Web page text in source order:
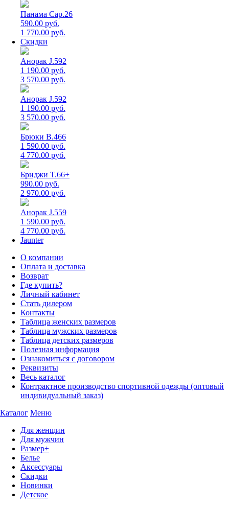
Панама Cap.26
590.00 руб.
1 770.00 руб.
Скидки
Анорак J.592
1 190.00 руб.
3 570.00 руб.
Анорак J.592
1 190.00 руб.
3 570.00 руб.
Брюки B.466
1 590.00 руб.
4 770.00 руб.
Бриджи T.66+
990.00 руб.
2 970.00 руб.
Анорак J.559
1 590.00 руб.
4 770.00 руб.
Jaunter
О компании
Оплата и доставка
Возврат
Где купить?
Личный кабинет
Стать дилером
Контакты
Таблица женских размеров
Таблица мужских размеров
Таблица детских размеров
Полезная информация
Ознакомиться с договором
Реквизиты
Весь каталог
Контрактное производство спортивной одежды (оптовый
индивидуальный заказ)
Каталог Меню
Для женщин
Для мужчин
Размер+
Белье
Аксессуары
Скидки
Новинки
Детское